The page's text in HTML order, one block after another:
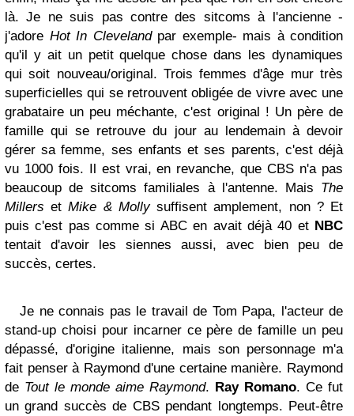
là. Je ne suis pas contre des sitcoms à l'ancienne -
j'adore Hot In Clevelandpar exemple- mais à condition
qu'il y ait un petit quelque chose dans les dynamiques
qui soit nouveau/original. Trois femmes d'âge mur très
superficielles qui se retrouvent obligée de vivre avec une
grabataire un peu méchante, c'est original ! Un père de
famille qui se retrouve du jour au lendemain à devoir
gérer sa femme, ses enfants et ses parents, c'est déjà
vu 1000 fois. Il est vrai, en revanche, que CBS n'a pas
beaucoup de sitcoms familiales à l'antenne. Mais The
Millers etMike & Mollysuffisent amplement, non ? Et
puis c'est pas comme si ABC en avait déjà 40 et NBC
tentait d'avoir les siennes aussi, avec bien peu de
succès, certes.
Je ne connais pas le travail de Tom Papa, l'acteur de
stand-up choisi pour incarner ce père de famille un peu
dépassé, d'origine italienne, mais son personnage m'a
fait penser à Raymond d'une certaine manière. Raymond
de Tout le monde aime Raymond. Ray Romano. Ce fut
un grand succès de CBS pendant longtemps. Peut-être